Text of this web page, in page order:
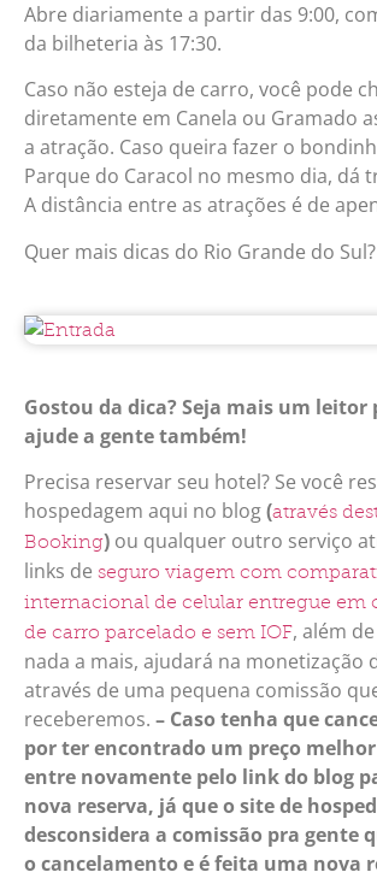
Abre diariamente a partir das 9:00,
da bilheteria às 17:30.
Caso não esteja de carro, você pode
diretamente em Canela ou Gramado
a atração. Caso queira fazer o
Parque do Caracol no mesmo dia, dá
A distância entre as atrações é de
Quer mais dicas do Rio Grande do Sul?
Gostou da dica? Seja mais um leitor
ajude a gente também!
Precisa reservar seu hotel? Se você
hospedagem aqui no blog(através
Booking) ou qualquer outro serviço
links de seguro viagem com
internacional de celular entregue em
de carro parcelado e sem IOF, além
nada a mais, ajudará na monetização
através de uma pequena comissão
receberemos. – Caso tenha que
por ter encontrado um preço
entre novamente pelo link do blog
nova reserva, já que o site de
desconsidera a comissão pra gente
o cancelamento e é feita uma nova